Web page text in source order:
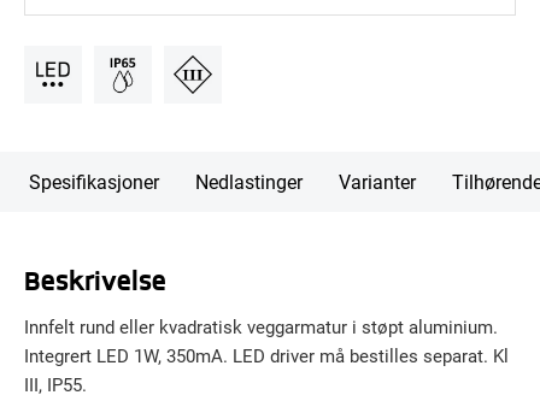
Spesifikasjoner Nedlastinger Varianter
Beskrivelse
Innfelt rund eller kvadratisk veggarmatur i støpt aluminium.
Integrert LED 1W, 350mA. LED driver må bestilles separat. Kl
III, IP55.